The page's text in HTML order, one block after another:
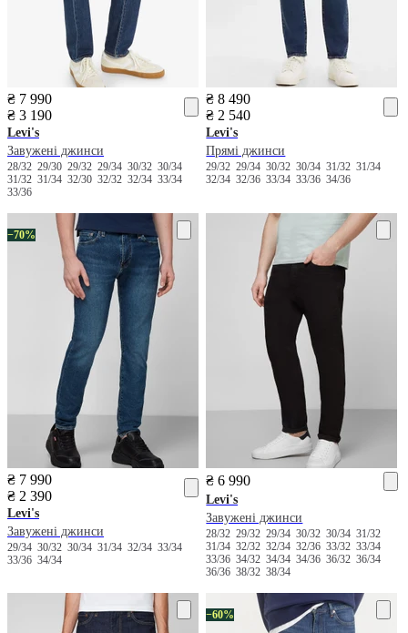
₴ 7 990
₴ 3 190
Levi's
Завужені джинси
28/32 29/30 29/32 29/34 30/32 30/34
31/32 31/34 32/30 32/32 32/34 33/34
33/36
₴ 8 490
₴ 2 540
Levi's
Прямі джинси
29/3229/3430/3230/3431/3231/34
32/3432/3633/3433/3634/36
−70%
₴ 7 990
₴ 2 390
Levi's
Завужені джинси
29/34 30/32 30/34 31/34 32/34 33/34
33/36 34/34
₴ 6 990
Levi's
Завужені джинси
28/3229/3229/3430/3230/3431/32
31/3432/3232/3432/3633/3233/34
33/3634/3234/3434/3636/3236/34
36/3638/3238/34
−60%